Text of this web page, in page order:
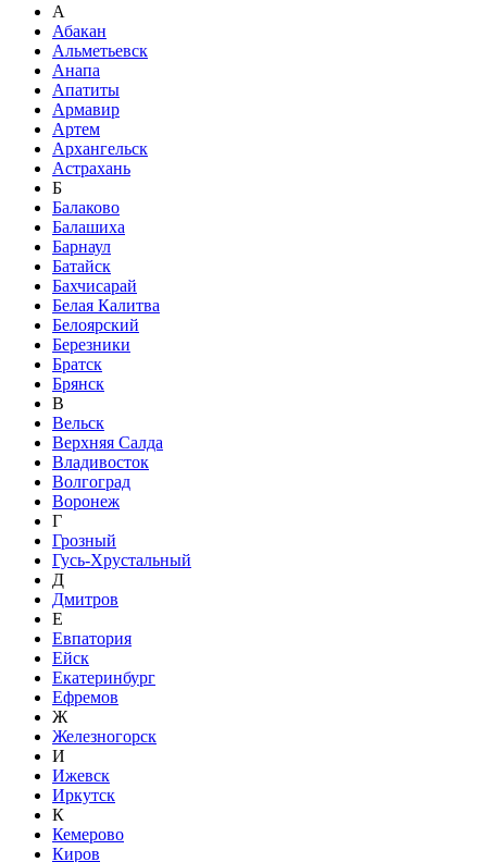
А
Абакан
Альметьевск
Анапа
Апатиты
Армавир
Артем
Архангельск
Астрахань
Б
Балаково
Балашиха
Барнаул
Батайск
Бахчисарай
Белая Калитва
Белоярский
Березники
Братск
Брянск
В
Вельск
Верхняя Салда
Владивосток
Волгоград
Воронеж
Г
Грозный
Гусь-Хрустальный
Д
Дмитров
Е
Евпатория
Ейск
Екатеринбург
Ефремов
Ж
Железногорск
И
Ижевск
Иркутск
К
Кемерово
Киров